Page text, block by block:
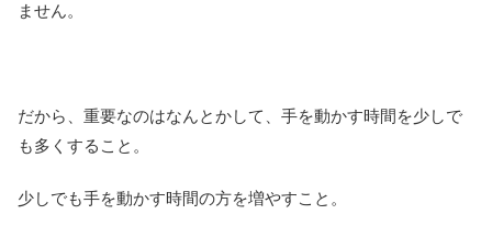
ません。
だから、重要なのはなんとかして、手を動かす時間を少しで
も多くすること。
少しでも手を動かす時間の方を増やすこと。